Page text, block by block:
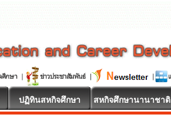
ปฏิทินสหกิจศึกษา สหกิจศึกษานานาชาติ